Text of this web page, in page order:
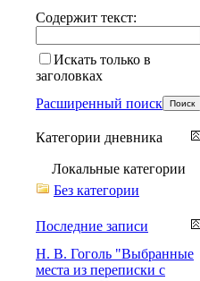
Содержит текст:
Искать только в
заголовках
Расширенный поиск
Категории дневника
Локальные категории
Без категории
Последние записи
Н. В. Гоголь "Выбранные
места из переписки с